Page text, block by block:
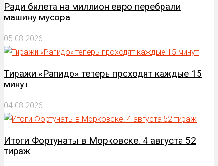
Ради билета на миллион евро перебрали
машину мусора
05.08.2026
Тиражи «Рапидо» теперь проходят каждые 15
минут
04.08.2026
Итоги Фортунаты в Морковске. 4 августа 52
тираж